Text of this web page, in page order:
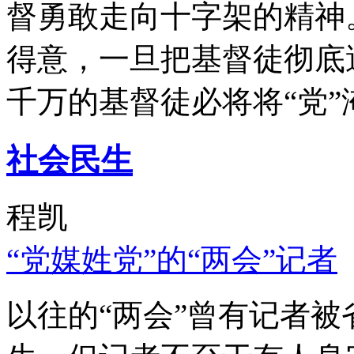
督勇敢走向十字架的精
得意，一旦把基督徒彻
千万的基督徒必将将“党”
社会民生
程凯
“党媒姓党”的“两会”记者
以往的“两会”曾有记者